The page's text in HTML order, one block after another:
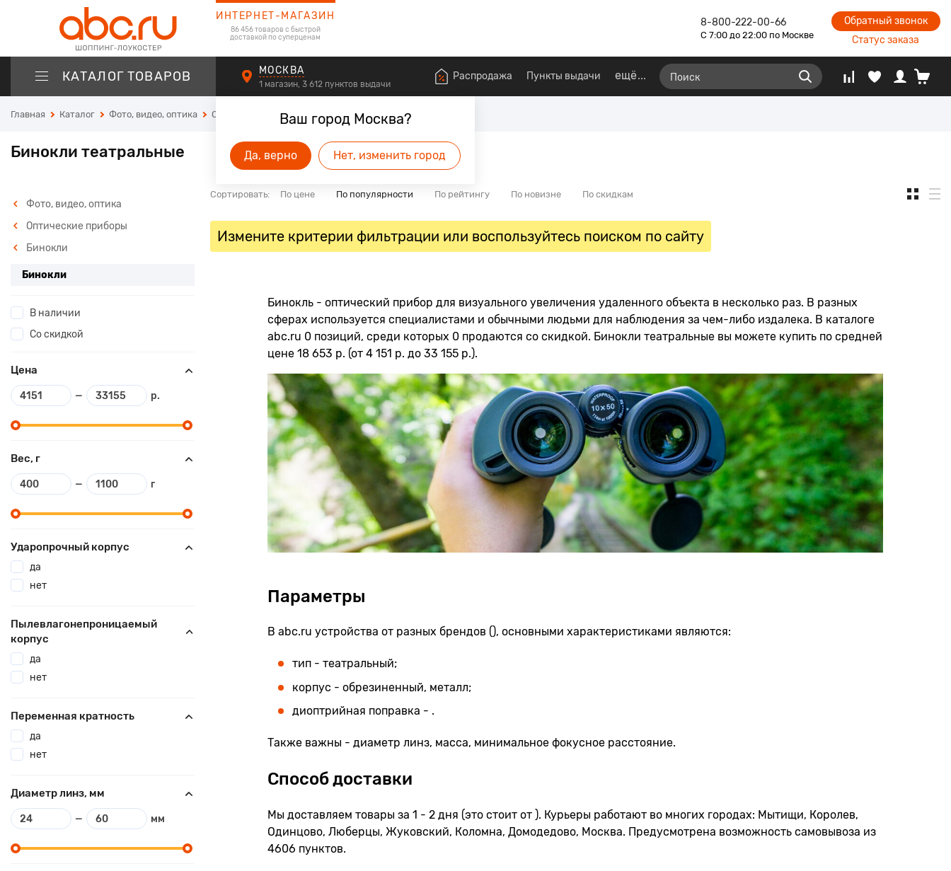
ИНТЕРНЕТ-МАГАЗИН
86 456 товаров с быстрой
доставкой по суперценам
8-800-222-00-66
С 7:00 до 22:00 по Москве
Обратный звонок
Статус заказа
КАТАЛОГ ТОВАРОВ
Ваш город Москва?
Да, верно Нет, изменить город
МОСКВА
1 магазин, 3 612 пунктов выдачи
Распродажа Пункты выдачи ещё
Главная Каталог Фото, видео, оптика Оптические приборы Бинокли Бинокли театральные
Бинокли театральные
Фото, видео, оптика
Оптические приборы
Бинокли
Бинокли
В наличии
Со скидкой
Цена
— р.
Вес, г
— г
Ударопрочный корпус
да
нет
Пылевлагонепроницаемый
корпус
да
нет
Переменная кратность
да
нет
Диаметр линз, мм
— мм
Сортировать: По цене По популярности По рейтингу По новизне По скидкам
Измените критерии фильтрации или воспользуйтесь поиском по сайту
Бинокль - оптический прибор для визуального увеличения удаленного объекта в несколько раз. В разных
сферах используется специалистами и обычными людьми для наблюдения за чем-либо издалека. В каталоге
abc.ru 0 позиций, среди которых 0 продаются со скидкой. Бинокли театральные вы можете купить по средней
цене 18 653 р. (от 4 151 р. до 33 155 р.).
Параметры
В abc.ru устройства от разных брендов (), основными характеристиками являются:
тип - театральный;
корпус - обрезиненный, металл;
диоптрийная поправка - .
Также важны - диаметр линз, масса, минимальное фокусное расстояние.
Способ доставки
Мы доставляем товары за 1 - 2 дня (это стоит от ). Курьеры работают во многих городах: Мытищи, Королев,
Одинцово, Люберцы, Жуковский, Коломна, Домодедово, Москва. Предусмотрена возможность самовывоза из
4606 пунктов.